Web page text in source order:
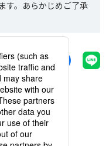
す。あらかじめご了承